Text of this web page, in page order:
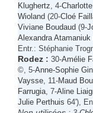
Klughertz , 4-
Wioland (20-Cloé
Viviane Boudaud (9-
Alexandra Atamaniuk
Entr.: Stéphanie
Rodez : 30-Amélie
©, 5-Anne-Sophie
Vaysse , 11-Maud
Farrugia , 7-Aline
Julie Perthuis 64'),